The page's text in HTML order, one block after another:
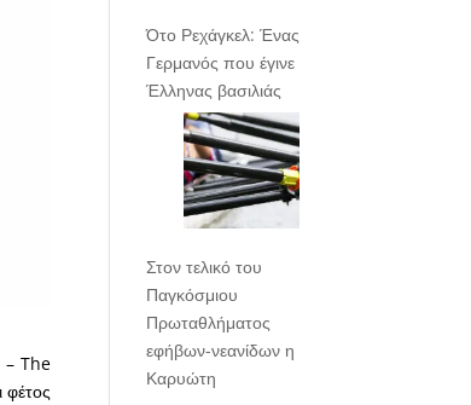
– The
Ότο Ρεχάγκελ: Ένας
Γερμανός που έγινε
Έλληνας βασιλιάς
Στον τελικό του
Παγκόσμιου
Πρωταθλήματος
εφήβων-νεανίδων η
Καρυώτη